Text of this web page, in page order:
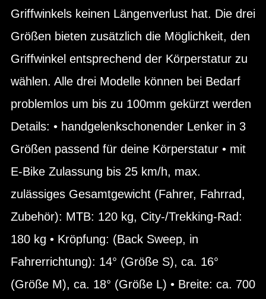
Griffwinkels keinen Längenverlust hat. Die drei
Größen bieten zusätzlich die Möglichkeit, den
Griffwinkel entsprechend der Körperstatur zu
wählen. Alle drei Modelle können bei Bedarf
problemlos um bis zu 100mm gekürzt werden
Details: • handgelenkschonender Lenker in 3
Größen passend für deine Körperstatur • mit
E-Bike Zulassung bis 25 km/h, max.
zulässiges Gesamtgewicht (Fahrer, Fahrrad,
Zubehör): MTB: 120 kg, City-/Trekking-Rad:
180 kg • Kröpfung: (Back Sweep, in
Fahrerrichtung): 14° (Größe S), ca. 16°
(Größe M), ca. 18° (Größe L) • Breite: ca. 700